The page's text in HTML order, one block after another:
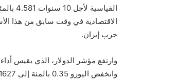
الاقتصادية في وقت سابق من هذا
حرب إيران.
وانخفض اليورو 0.35 بالمئة إلى 1.1627 دولار بعد أن سجل ​أدنى مستوى في خمسة أسابيع عند 1.1617 دولار.